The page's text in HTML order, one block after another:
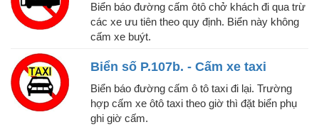
Biển báo đường cấm ôtô chở khách đi qua trừ
các xe ưu tiên theo quy định. Biển này không
cấm xe buýt.
Biển số P.107b. - Cấm xe taxi
Biển báo đường cấm ô tô taxi đi lại. Trường
hợp cấm xe ôtô taxi theo giờ thì đặt biển phụ
ghi giờ cấm.